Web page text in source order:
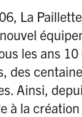
La
les ans
des
Ainsi,
à la